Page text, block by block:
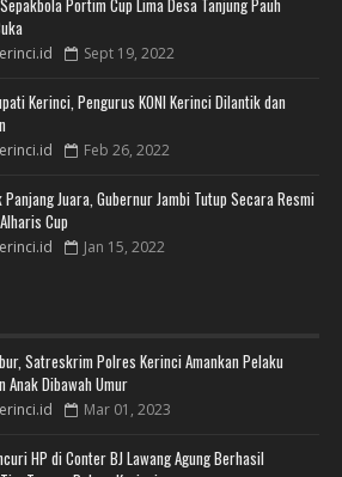
Portim Cup Lima Desa Tanjung Pauh
Sept 19, 2022
Kerinci, Pengurus KONI Kerinci Dilantik dan
Feb 26, 2022
Panjang Juara, Gubernur Jambi Tutup Secara Resmi
Cup
Jan 15, 2022
Satreskrim Polres Kerinci Amankan Pelaku
Anak Dibawah Umur
Mar 01, 2023
HP di Conter BJ Lawang Agung Berhasil